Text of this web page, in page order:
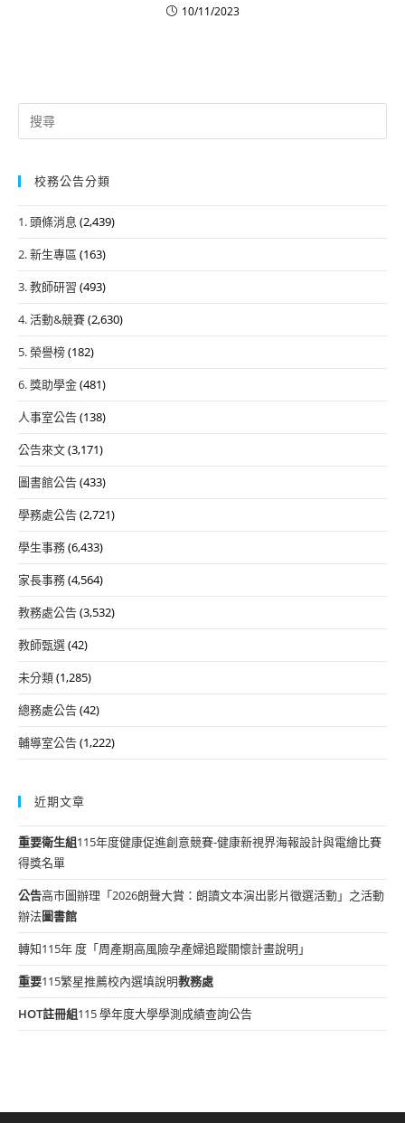
10/11/2023
Search
for:
校務公告分類
1. 頭條消息 (2,439)
2. 新生專區 (163)
3. 教師研習 (493)
4. 活動&競賽(2,630)
5. 榮譽榜(182)
6. 獎助學金(481)
人事室公告(138)
公告來文(3,171)
圖書館公告(433)
學務處公告(2,721)
學生事務(6,433)
家長事務(4,564)
教務處公告(3,532)
教師甄選(42)
未分類(1,285)
總務處公告(42)
輔導室公告(1,222)
近期文章
重要衛生組115年度健康促進創意競賽-健康新視界海報設計與電繪比賽
得獎名單
公告高市圖辦理「2026朗聲大賞：朗讀文本演出影片徵選活動」之活動
辦法圖書館
轉知115年 度「周產期高風險孕產婦追蹤關懷計畫說明」
重要115繁星推薦校內選填說明教務處
HOT註冊組115 學年度大學學測成績查詢公告